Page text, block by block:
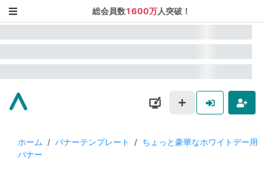
総会員数1600万人突破！
ホーム / バナーテンプレート / ちょっと豪華なホワイトデー用
バナー